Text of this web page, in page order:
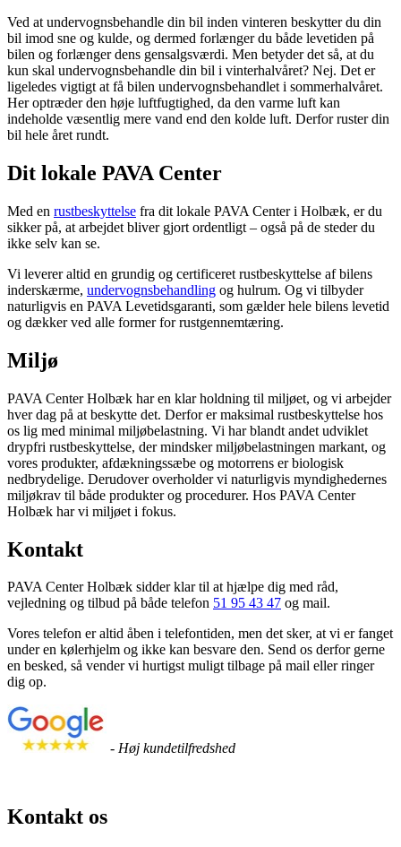
Ved at undervognsbehandle din bil inden vinteren beskytter du din
bil imod sne og kulde, og dermed forlænger du både levetiden på
bilen og forlænger dens gensalgsværdi. Men betyder det så, at du
kun skal undervognsbehandle din bil i vinterhalvåret? Nej. Det er
ligeledes vigtigt at få bilen undervognsbehandlet i sommerhalvåret.
Her optræder den høje luftfugtighed, da den varme luft kan
indeholde væsentlig mere vand end den kolde luft. Derfor ruster din
bil hele året rundt.
Dit lokale PAVA Center
Med en rustbeskyttelse fra dit lokale PAVA Center i Holbæk, er du
sikker på, at arbejdet bliver gjort ordentligt – også på de steder du
ikke selv kan se.
Vi leverer altid en grundig og certificeret rustbeskyttelse af bilens
inderskærme, undervognsbehandling og hulrum. Og vi tilbyder
naturligvis en PAVA Levetidsgaranti, som gælder hele bilens levetid
og dækker ved alle former for rustgennemtæring.
Miljø
PAVA Center Holbæk har en klar holdning til miljøet, og vi arbejder
hver dag på at beskytte det. Derfor er maksimal rustbeskyttelse hos
os lig med minimal miljøbelastning. Vi har blandt andet udviklet
drypfri rustbeskyttelse, der mindsker miljøbelastningen markant, og
vores produkter, afdækningssæbe og motorrens er biologisk
nedbrydelige. Derudover overholder vi naturligvis myndighedernes
miljøkrav til både produkter og procedurer. Hos PAVA Center
Holbæk har vi miljøet i fokus.
Kontakt
PAVA Center Holbæk sidder klar til at hjælpe dig med råd,
vejledning og tilbud på både telefon 51 95 43 47 og mail.
Vores telefon er altid åben i telefontiden, men det sker, at vi er fanget
under en kølerhjelm og ikke kan besvare den. Send os derfor gerne
en besked, så vender vi hurtigst muligt tilbage på mail eller ringer
dig op.
- Høj kundetilfredshed
Kontakt os